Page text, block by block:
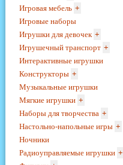
Игровая мебель +
Игровые наборы
Игрушки для девочек +
Игрушечный транспорт +
Интерактивные игрушки
Конструкторы +
Музыкальные игрушки
Мягкие игрушки +
Наборы для творчества +
Настольно-напольные игры +
Ночники
Радиоуправляемые игрушки +